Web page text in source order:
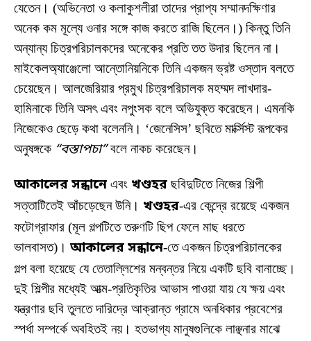
যেতেন। (অভিনেতা ও কলাকুশলীরা তাদের প্রাপ্য সম্মানদক্ষিণার
অনেক কম মূল্যে ওনার সঙ্গে কাজ করতে রাজি ছিলেন।) কিন্তু তিনি
অন্যান্য চিত্রপরিচালকদের অনেকের প্রতি তত উদার ছিলেন না।
মাইকেলঅ্যাঞ্জেলো আন্তোনিয়নিকে তিনি একজন ভ্রষ্ট ওস্তাদ বলতে
চেয়েছেন। আলজেরিয়ার প্রমুখ চিত্রপরিচালক মহম্মদ লাখদার-
হামিনাকে তিনি অসৎ এবং নপুংসক বলে অভিযুক্ত করেছেন। এমনকি
নিজেকেও ছেড়ে কথা বলেননি। ‘জেনেসিস’ ছবিতে মার্ক্সিস্ট রূপকের
অনুষঙ্গকে “বস্তাপচা”বলে নাকচ করেছেন।
আকালের সন্ধানে এবং খণ্ডহর ছবিদুটিতে নিজের শিল্পী
সত্তাটিতেই আঁচড়েছেন উনি। খণ্ডহর-এর কেন্দ্রে রয়েছে একজন
ফটোগ্রাফার (মূল গল্পটিতে তরুণটি ছিপ ফেলে মাছ ধরতে
ভালবাসত)। আকালের সন্ধানে-তে একজন চিত্রপরিচালকের
গল্প বলা হয়েছে যে তেতাল্লিশের মন্বন্তর নিয়ে একটি ছবি বানাচ্ছে।
দুই শিল্পীর মধ্যেই আত্ম-প্রতিকৃতির আভাস পাওয়া যায় যে ক্ষয় এবং
যন্ত্রণার ছবি তুলতে দারিদ্রে আক্রান্ত গ্রামে অনধিকার প্রবেশের
স্পর্ধা সম্পর্কে অবহিতই নয়। হতভাগ্য মানুষগুলিকে লাঞ্ছনার মাঝে